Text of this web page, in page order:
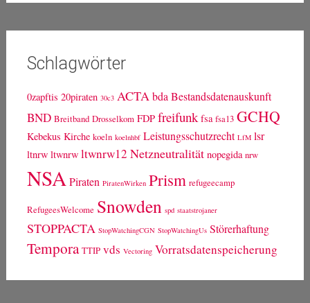
Schlagwörter
0zapftis 20piraten 30c3 ACTA bda Bestandsdatenauskunft
BND Breitband Drosselkom FDP freifunk fsa fsa13 GCHQ
Kebekus Kirche koeln koelnhbf Leistungsschutzrecht LfM lsr
ltnrw ltwnrw ltwnrw12 Netzneutralität nopegida nrw
NSA Piraten PiratenWirken Prism refugeecamp
RefugeesWelcome Snowden spd staatstrojaner
STOPPACTA StopWatchingCGN StopWatchingUs Störerhaftung
Tempora TTIP vds Vectoring Vorratsdatenspeicherung